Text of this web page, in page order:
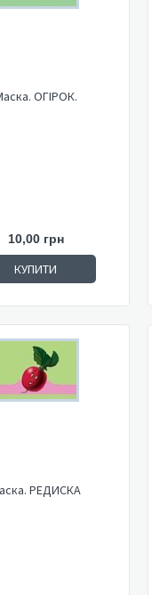
ОГІРОК.
10,00 грн
КУПИТИ
РЕДИСКА